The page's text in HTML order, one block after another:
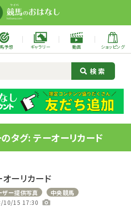
予想 ギャラリー 動画 ショッピング
タグ: テーオーリカード
オーリカード
ザー提供写真
中央競馬
10/15 17:30